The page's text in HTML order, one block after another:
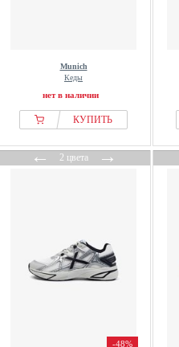
Munich
Кеды
нет в наличии
КУПИТЬ
←2 цвета→
-48%